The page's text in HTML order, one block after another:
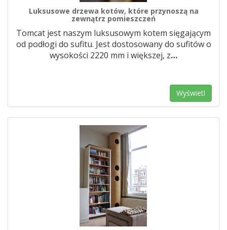
Luksusowe drzewa kotów, które przynoszą na
zewnątrz pomieszczeń
Tomcat jest naszym luksusowym kotem sięgającym
od podłogi do sufitu. Jest dostosowany do sufitów o
wysokości 2220 mm i większej, z…
Wyświetl